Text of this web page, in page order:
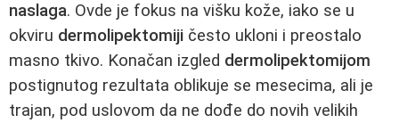
naslaga. Ovde je fokus na višku kože, iako se u
okviru dermolipektomiji često ukloni i preostalo
masno tkivo. Konačan izgled dermolipektomijom
postignutog rezultata oblikuje se mesecima, ali je
trajan, pod uslovom da ne dođe do novih velikih